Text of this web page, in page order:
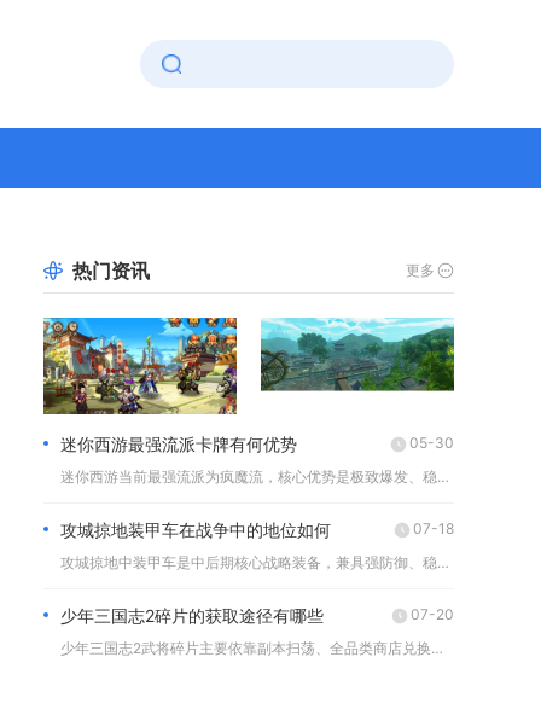
热门资讯 更多
迷你西游最强流派卡牌有何优势
05-30
迷你西游当前最强流派为疯魔流，核心优势是极致爆发、稳定成长与...
攻城掠地装甲车在战争中的地位如何
07-18
攻城掠地中装甲车是中后期核心战略装备，兼具强防御、稳定火力与...
少年三国志2碎片的获取途径有哪些
07-20
少年三国志2武将碎片主要依靠副本扫荡、全品类商店兑换、招将招...